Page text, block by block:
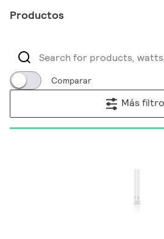
Productos
Comparar
Más